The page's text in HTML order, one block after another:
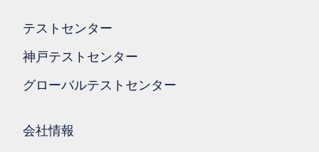
テストセンター
神戸テストセンター
グローバルテストセンター
会社情報